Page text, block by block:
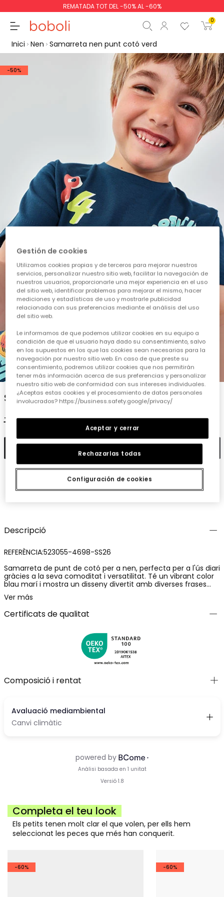
REMATADA TOT DEL -50% AL -60%
0
0,00 €
0,00 €
Començar la
Inici Nen Samarreta nen punt cotó verd
-50%
1 2 3 4 5
Samarreta nen punt cotó verd
15,95 € 7,95 €
Afegir
Descripció
REFERÈNCIA:523055-4698-SS26
Samarreta de punt de cotó per a nen, perfecta per a l'ús diari
gràcies a la seva comoditat i versatilitat. Té un vibrant color
blau marí i mostra un disseny divertit amb diverses frases
motivacionals i números colorits. Disponible en talles des de
12 mesos fins a 10 anys, aquesta peça s'adapta a diverses
edats i etapes de creixement. El seu coll rodó i mànigues
curtes faciliten la seva combinació amb altres peces,
Ver más
Certificats de qualitat
Composició i rentat
Completa el teu look
Els petits tenen molt clar el que volen, per ells hem
seleccionat les peces que més han conquerit.
-60% -60%
Gestión de cookies
Utilizamos cookies propias y de terceros para mejorar nuestros
servicios, personalizar nuestro sitio web, facilitar la navegación de
nuestros usuarios, proporcionarle una mejor experiencia en el uso
del sitio web, identificar problemas para mejorar el mismo, hacer
mediciones y estadísticas de uso y mostrarle publicidad
relacionada con sus preferencias mediante el análisis del uso
del sitio web.
Le informamos de que podemos utilizar cookies en su equipo a
condición de que el usuario haya dado su consentimiento, salvo
en los supuestos en los que las cookies sean necesarias para la
navegación por nuestro sitio web. En caso de que preste su
consentimiento, podremos utilizar cookies que nos permitirán
tener más información acerca de sus preferencias y personalizar
nuestro sitio web de conformidad con sus intereses individuales.
¿Aceptas estas cookies y el procesamiento de datos personales
involucrados? https://business.safety.google/privacy/
Configuración de cookies
Rechazarlas todas
Aceptar y cerrar